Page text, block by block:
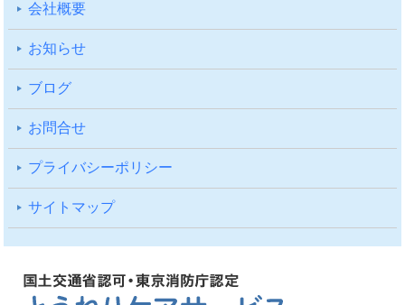
会社概要
お知らせ
ブログ
お問合せ
プライバシーポリシー
サイトマップ